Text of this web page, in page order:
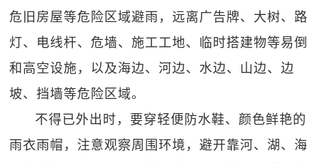
危旧房屋等危险区域避雨，远离广告牌、大树、路
灯、电线杆、危墙、施工工地、临时搭建物等易倒
和高空设施，以及海边、河边、水边、山边、边
坡、挡墙等危险区域。
不得已外出时，要穿轻便防水鞋、颜色鲜艳的
雨衣雨帽，注意观察周围环境，避开靠河、湖、海